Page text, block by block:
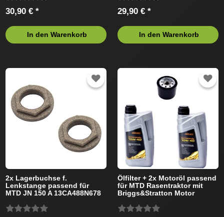
30,90 € *
In den Warenkorb
29,90 € *
In den Warenkorb
2x Lagerbuchse f.
Lenkstange passend für
MTD JN 150 A 13CA488N678
Ölfilter + 2x Motoröl passend
für MTD Rasentraktor mit
Briggs&Stratton Motor